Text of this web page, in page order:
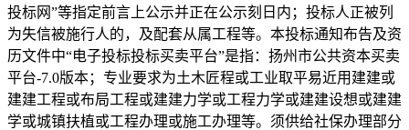
投标网”等指定前言上公示并正在公示刻日内；投标人正被列
为失信被施行人的，及配套从属工程等。本投标通知布告及资
历文件中“电子投标投标买卖平台”是指：扬州市公共资本买卖
平台-7.0版本；专业要求为土木匠程或工业取平易近用建建或
建建工程或布局工程或建建力学或工程力学或建建设想或建建
学或城镇扶植或工程办理或施工办理等。须供给社保办理部分